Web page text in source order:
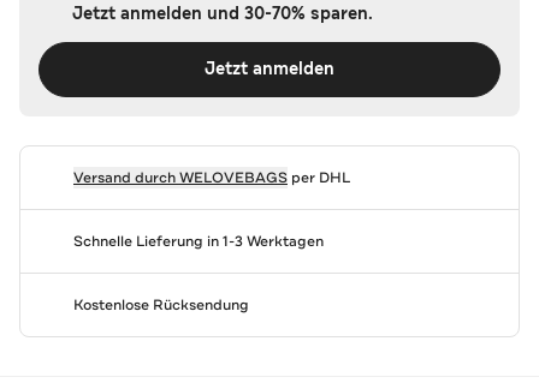
Jetzt anmelden und 30-70% sparen.
Jetzt anmelden
Versand durchWELOVEBAGSper DHL
Schnelle Lieferung in 1-3 Werktagen
Kostenlose Rücksendung